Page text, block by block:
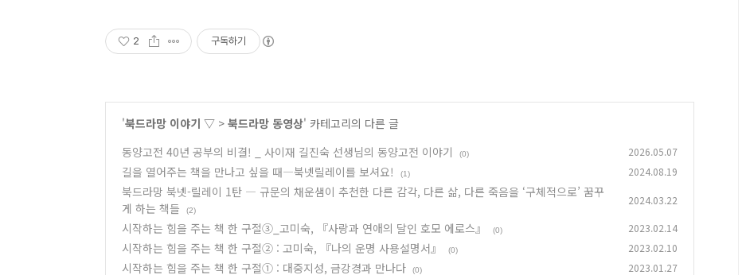
2 구독하기
'북드라망 이야기 ▽ > 북드라망 동영상' 카테고리의 다른 글
동양고전 40년 공부의 비결! _ 사이재 길진숙 선생님의 동양고전 이야기
(0) 2026.05.07
길을 열어주는 책을 만나고 싶을 때―북넷릴레이를 보셔요! (1) 2024.08.19
북드라망 북넷-릴레이 1탄 ― 규문의 채운샘이 추천한 다른 감각, 다른 삶, 다른 죽음을 ‘구체적으로’ 꿈꾸
게 하는 책들
(2)
2024.03.22
시작하는 힘을 주는 책 한 구절③_고미숙, 『사랑과 연애의 달인 호모 에로스』 (0) 2023.02.14
시작하는 힘을 주는 책 한 구절② : 고미숙, 『나의 운명 사용설명서』 (0) 2023.02.10
시작하는 힘을 주는 책 한 구절① : 대중지성, 금강경과 만나다 (0) 2023.01.27